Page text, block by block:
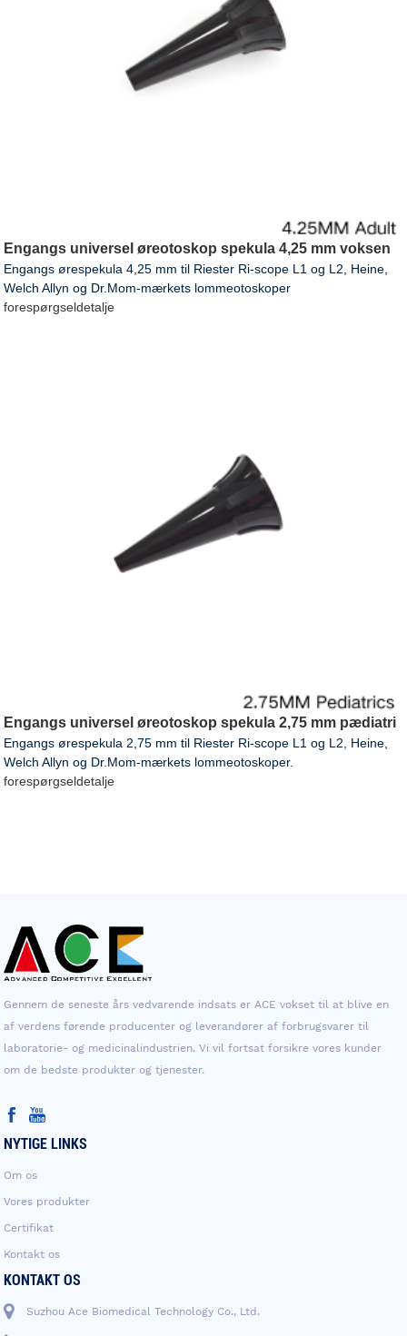
Engangs universel øreotoskop spekula 4,25 mm voksen
Engangs ørespekula 4,25 mm til Riester Ri-scope L1 og L2, Heine,
Welch Allyn og Dr.Mom-mærkets lommeotoskoper
forespørgseldetalje
Engangs universel øreotoskop spekula 2,75 mm pædiatri
Engangs ørespekula 2,75 mm til Riester Ri-scope L1 og L2, Heine,
Welch Allyn og Dr.Mom-mærkets lommeotoskoper.
forespørgseldetalje
Gennem de seneste års vedvarende indsats er ACE vokset til at blive en
af ​​verdens førende producenter og leverandører af forbrugsvarer til
laboratorie- og medicinalindustrien. Vi vil fortsat forsikre vores kunder
om de bedste produkter og tjenester.
NYTIGE LINKS
Om os
Vores produkter
Certifikat
Kontakt os
KONTAKT OS
Suzhou Ace Biomedical Technology Co., Ltd.